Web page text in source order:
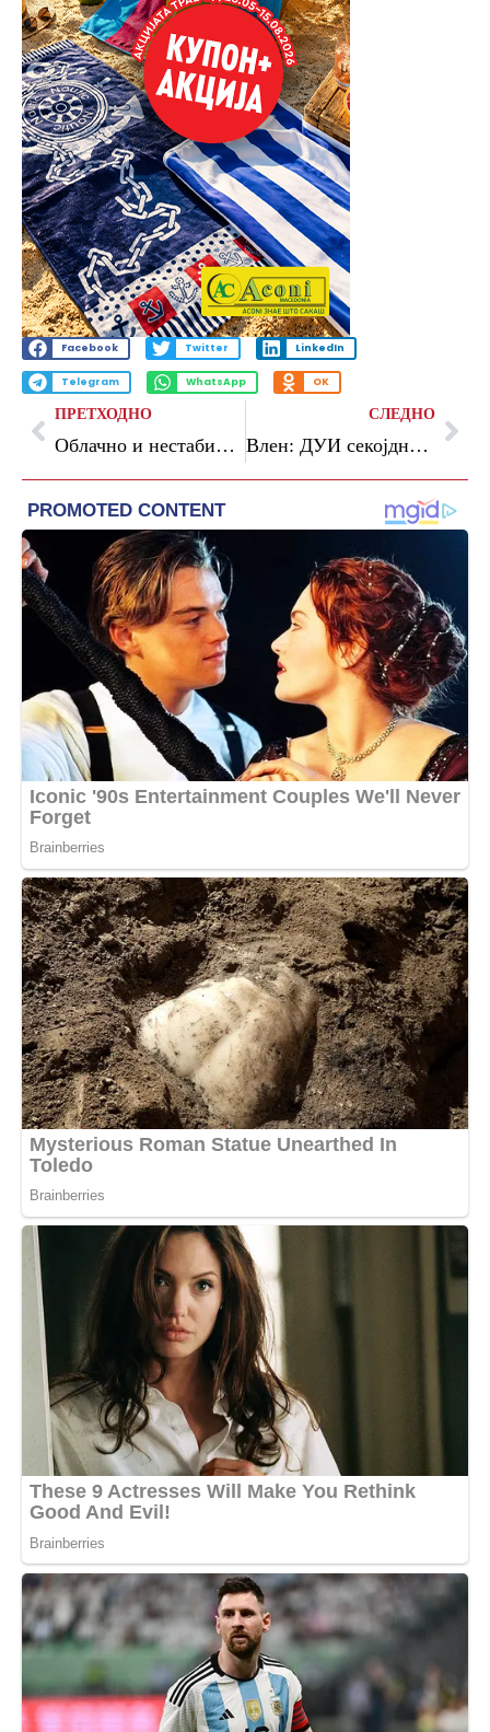
Facebook Twitter LinkedIn
Telegram WhatsApp OK
ПРЕТХОДНО
Облачно и нестабилно, со пороен дожд, грмежи и северен ветер
СЛЕДНО
Влен: ДУИ секојдневно губи поддршка, граѓаните се за промени